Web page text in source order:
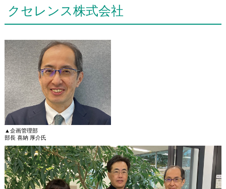
クセレンス株式会社
▲企画管理部
部長 喜納 厚介氏